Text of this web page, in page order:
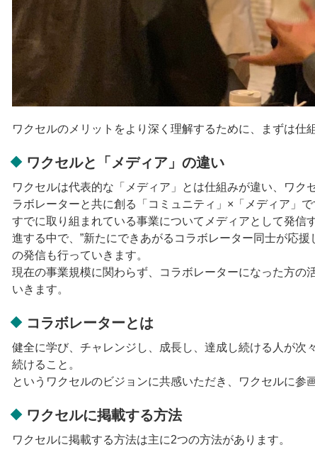
ワクセルのメリットをより深く理解するために、まずは仕
ワクセルと「メディア」の違い
ワクセルは代表的な「メディア」とは仕組みが違い、ワク
ラボレーターと共に創る「コミュニティ」×「メディア」で
すでに取り組まれている事業についてメディアとして発信
進する中で、”新たにできあがるコラボレーター同士が応
の発信も行っていきます。
現在の事業規模に関わらず、コラボレーターになった方の
いきます。
コラボレーターとは
健全に学び、チャレンジし、成長し、達成し続ける人が次
続けること。
というワクセルのビジョンに共感いただき、ワクセルに参
ワクセルに掲載する方法
ワクセルに掲載する方法は主に2つの方法があります。